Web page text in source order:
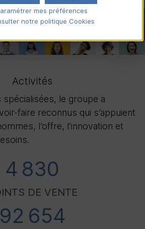
Activités
spécialisées, le groupe a
faire reconnus qui s’appuient
l’offre, l’innovation et
4 830
DE VENTE
92 654
mes préférences
notre politique Cookies